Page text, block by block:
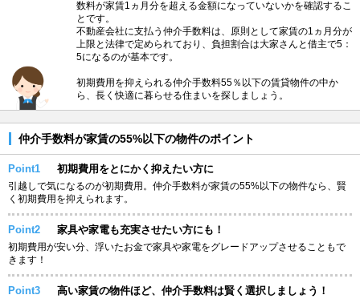
数料が家賃1ヵ月分を超える金額になっていないかを確認するこ
とです。
不動産会社に支払う仲介手数料は、原則として家賃の1ヵ月分が
上限と法律で定められており、負担割合は大家さんと借主で5：
5になるのが基本です。
初期費用を抑えられる仲介手数料55％以下の賃貸物件の中か
ら、長く快適に暮らせる住まいを探しましょう。
仲介手数料が家賃の55%以下の物件のポイント
Point1 初期費用をとにかく抑えたい方に
引越しで気になるのが初期費用。仲介手数料が家賃の55%以下の物件なら、賢
く初期費用を抑えられます。
Point2 家具や家電も充実させたい方にも！
初期費用が安い分、浮いたお金で家具や家電をグレードアップさせることもで
きます！
Point3 高い家賃の物件ほど、仲介手数料は賢く選択しましょう！